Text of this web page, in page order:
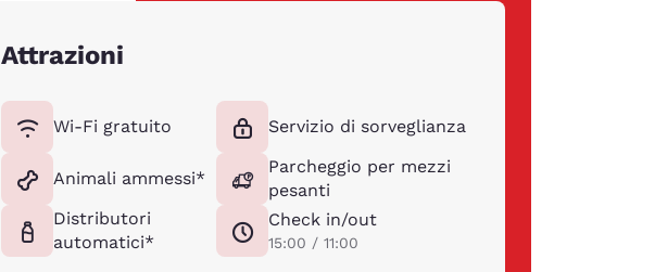
Attrazioni
Wi-Fi gratuito
Animali ammessi*
Distributori
automatici*
Servizio di sorveglianza
Parcheggio per mezzi
pesanti
Check in/out
15:00 / 11:00